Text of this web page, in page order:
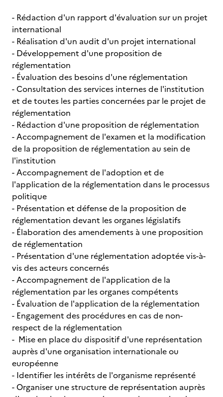
- Rédaction d'un rapport d'évaluation sur un projet
international
- Réalisation d'un audit d'un projet international
- Développement d'une proposition de
réglementation
- Évaluation des besoins d'une réglementation
- Consultation des services internes de l'institution
et de toutes les parties concernées par le projet de
réglementation
- Rédaction d'une proposition de réglementation
- Accompagnement de l'examen et la modification
de la proposition de réglementation au sein de
l'institution
- Accompagnement de l'adoption et de
l'application de la réglementation dans le processus
politique
- Présentation et défense de la proposition de
réglementation devant les organes législatifs
- Élaboration des amendements à une proposition
de réglementation
- Présentation d'une réglementation adoptée vis-à-
vis des acteurs concernés
- Accompagnement de l'application de la
réglementation par les organes compétents
- Évaluation de l'application de la réglementation
- Engagement des procédures en cas de non-
respect de la réglementation
- Mise en place du dispositif d'une représentation
auprès d'une organisation internationale ou
européenne
- Identifier les intérêts de l'organisme représenté
- Organiser une structure de représentation auprès